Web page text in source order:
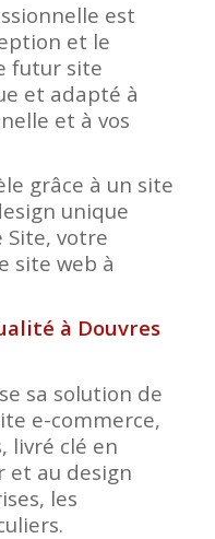
est
et le
futur site
et adapté à
et à vos
grâce à un site
unique
Site, votre
site web à
à Douvres
sa solution de
e-commerce,
livré clé en
et au design
les